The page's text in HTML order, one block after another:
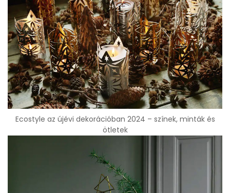
Ecostyle az újévi dekorációban 2024 – színek, minták és
ötletek